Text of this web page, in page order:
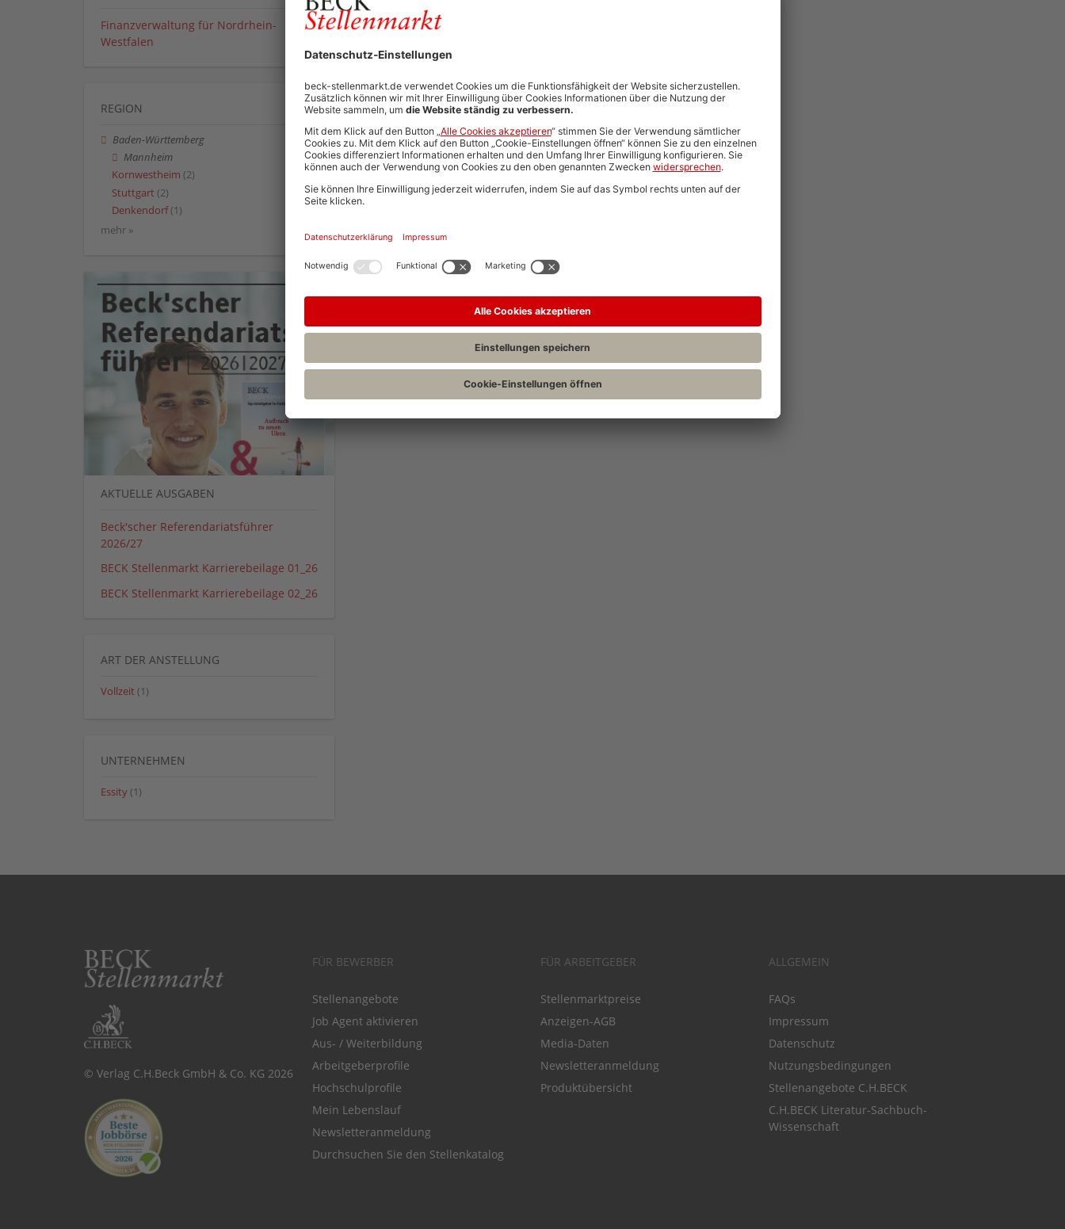
Finanzverwaltung für Nordrhein-
Westfalen
REGION
Baden-Württemberg
Mannheim
Kornwestheim (2)
Stuttgart (2)
Denkendorf (1)
mehr »
AKTUELLE AUSGABEN
Beck'scher Referendariatsführer
2026/27
BECK Stellenmarkt Karrierebeilage 01_26
BECK Stellenmarkt Karrierebeilage 02_26
ART DER ANSTELLUNG
Vollzeit (1)
UNTERNEHMEN
Essity (1)
© Verlag C.H.Beck GmbH & Co. KG 2026
FÜR BEWERBER
Stellenangebote
Job Agent aktivieren
Aus- / Weiterbildung
Arbeitgeberprofile
Hochschulprofile
Mein Lebenslauf
Newsletteranmeldung
Durchsuchen Sie den Stellenkatalog
FÜR ARBEITGEBER
Stellenmarktpreise
Anzeigen-AGB
Media-Daten
Newsletteranmeldung
Produktübersicht
ALLGEMEIN
FAQs
Impressum
Datenschutz
Nutzungsbedingungen
Stellenangebote C.H.BECK
C.H.BECK Literatur-Sachbuch-
Wissenschaft